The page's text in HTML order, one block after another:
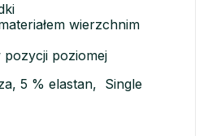
wierzchnim
pozycji poziomej
5 % elastan, Single